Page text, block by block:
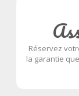
Réservez
la garantie